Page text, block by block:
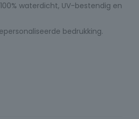
waterdicht, UV-bestendig en
bedrukking.